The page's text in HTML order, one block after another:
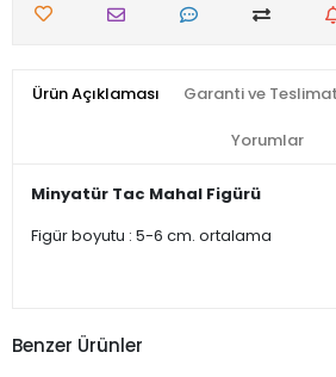
Ürün Açıklaması Garanti ve Teslimat
Yorumlar
Minyatür Tac Mahal Figürü
Figür boyutu : 5-6 cm. ortalama
Benzer Ürünler